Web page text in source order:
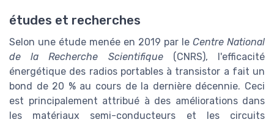
études et recherches
Selon une étude menée en 2019 par le Centre National
de la Recherche Scientifique(CNRS), l'efficacité
énergétique des radios portables à transistor a fait un
bond de 20 % au cours de la dernière décennie. Ceci
est principalement attribué à des améliorations dans
les matériaux semi-conducteurs et les circuits